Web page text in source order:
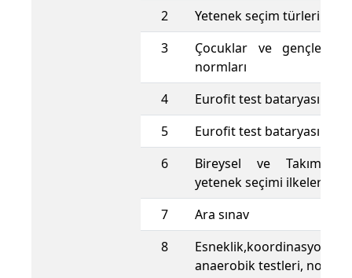
2
Yetenek seçim türleri ve
3
Çocuklar ve gençler
normları
4
Eurofit test bataryası ve
5
Eurofit test bataryası ve
6
Bireysel ve Takım
yetenek seçimi ilkeleri
7
Ara sınav
8
anaerobik testleri,